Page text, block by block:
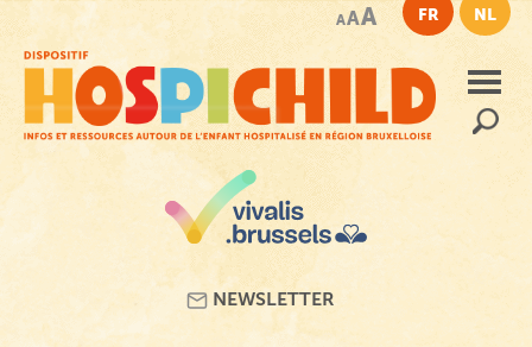
contenu
principal
AAA FR NL
NEWSLETTER